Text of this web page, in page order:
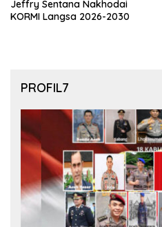
Jeffry Sentana Nakhodai
KORMI Langsa 2026-2030
PROFIL7